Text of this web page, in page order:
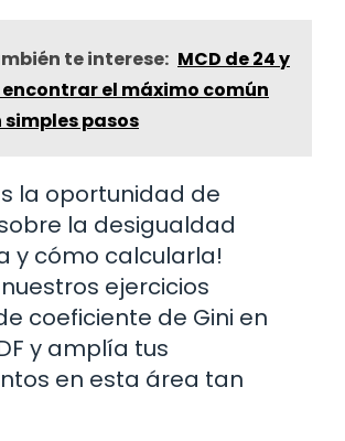
te interese: MCD de 24 y
encontrar el máximo común
simples pasos
la oportunidad de
la desigualdad
y cómo calcularla!
ejercicios
coeficiente de Gini en
y amplía tus
en esta área tan